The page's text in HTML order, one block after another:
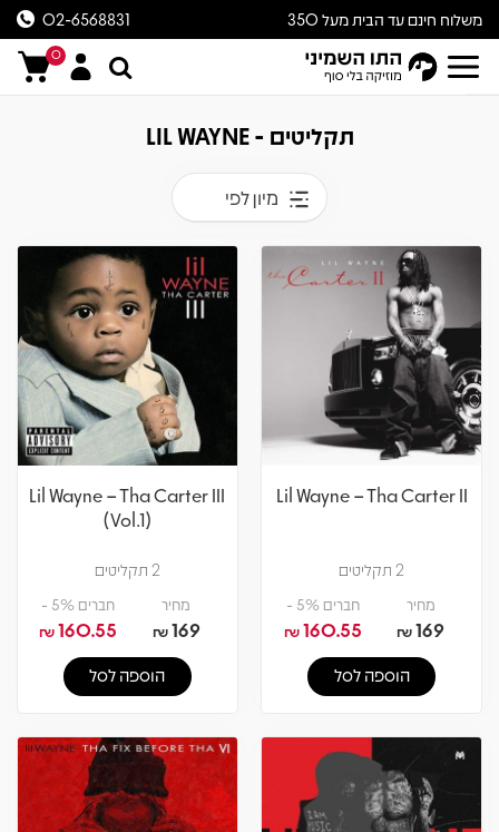
משלוח חינם עד הבית מעל 350
ש״ח
02-6568831
0
תקליטים - LIL WAYNE
מיון לפי
Lil Wayne – Tha Carter II
2 תקליטים
מחיר
169
₪
חברים 5% -
160.55
₪
הוספה לסל
Lil Wayne – Tha Carter III
(Vol.1)
2 תקליטים
מחיר
169
₪
חברים 5% -
160.55
₪
הוספה לסל